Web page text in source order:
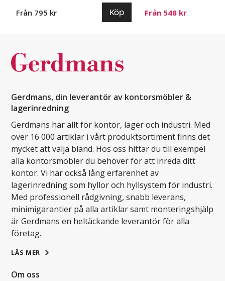
Från 795 kr Köp Från 548 kr
Gerdmans, din leverantör av kontorsmöbler &
lagerinredning
Gerdmans har allt för kontor, lager och industri. Med
över 16 000 artiklar i vårt produktsortiment finns det
mycket att välja bland. Hos oss hittar du till exempel
alla kontorsmöbler du behöver för att inreda ditt
kontor. Vi har också lång erfarenhet av
lagerinredning som hyllor och hyllsystem för industri.
Med professionell rådgivning, snabb leverans,
minimigarantier på alla artiklar samt monteringshjälp
är Gerdmans en heltäckande leverantör för alla
företag.
LÄS MER
Om oss